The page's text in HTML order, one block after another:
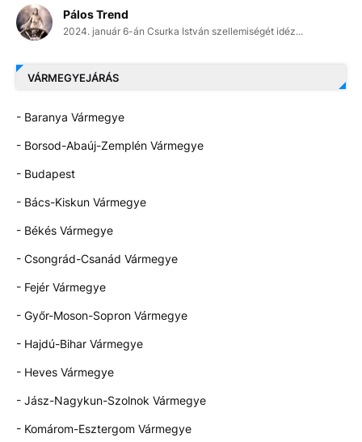
Pálos Trend
2024. január 6-án Csurka István szellemiségét idéz...
VÁRMEGYEJÁRÁS
- Baranya Vármegye
- Borsod-Abaúj-Zemplén Vármegye
- Budapest
- Bács-Kiskun Vármegye
- Békés Vármegye
- Csongrád-Csanád Vármegye
- Fejér Vármegye
- Győr-Moson-Sopron Vármegye
- Hajdú-Bihar Vármegye
- Heves Vármegye
- Jász-Nagykun-Szolnok Vármegye
- Komárom-Esztergom Vármegye